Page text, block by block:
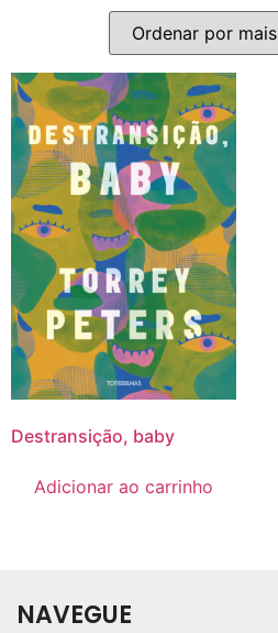
Destransição, baby
Adicionar ao carrinho
NAVEGUE